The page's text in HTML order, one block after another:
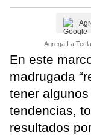
Agrega La
En este
madrugada
tener
tendencias,
resultados